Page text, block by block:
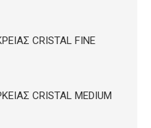
CRISTAL FINE
CRISTAL MEDIUM